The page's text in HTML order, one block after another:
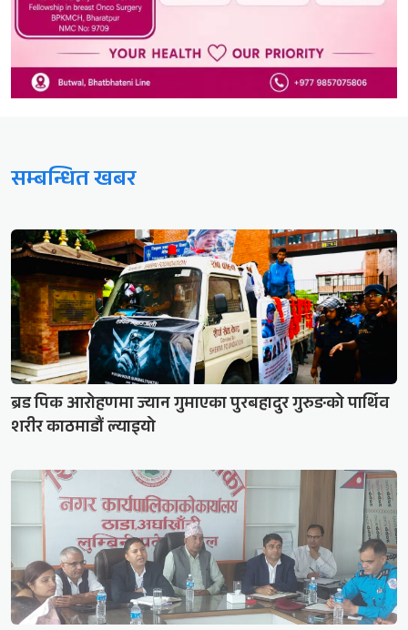
सम्बन्धित खबर
ब्रड पिक आरोहणमा ज्यान गुमाएका पुरबहादुर गुरुङको पार्थिव
शरीर काठमाडौं ल्याइयो